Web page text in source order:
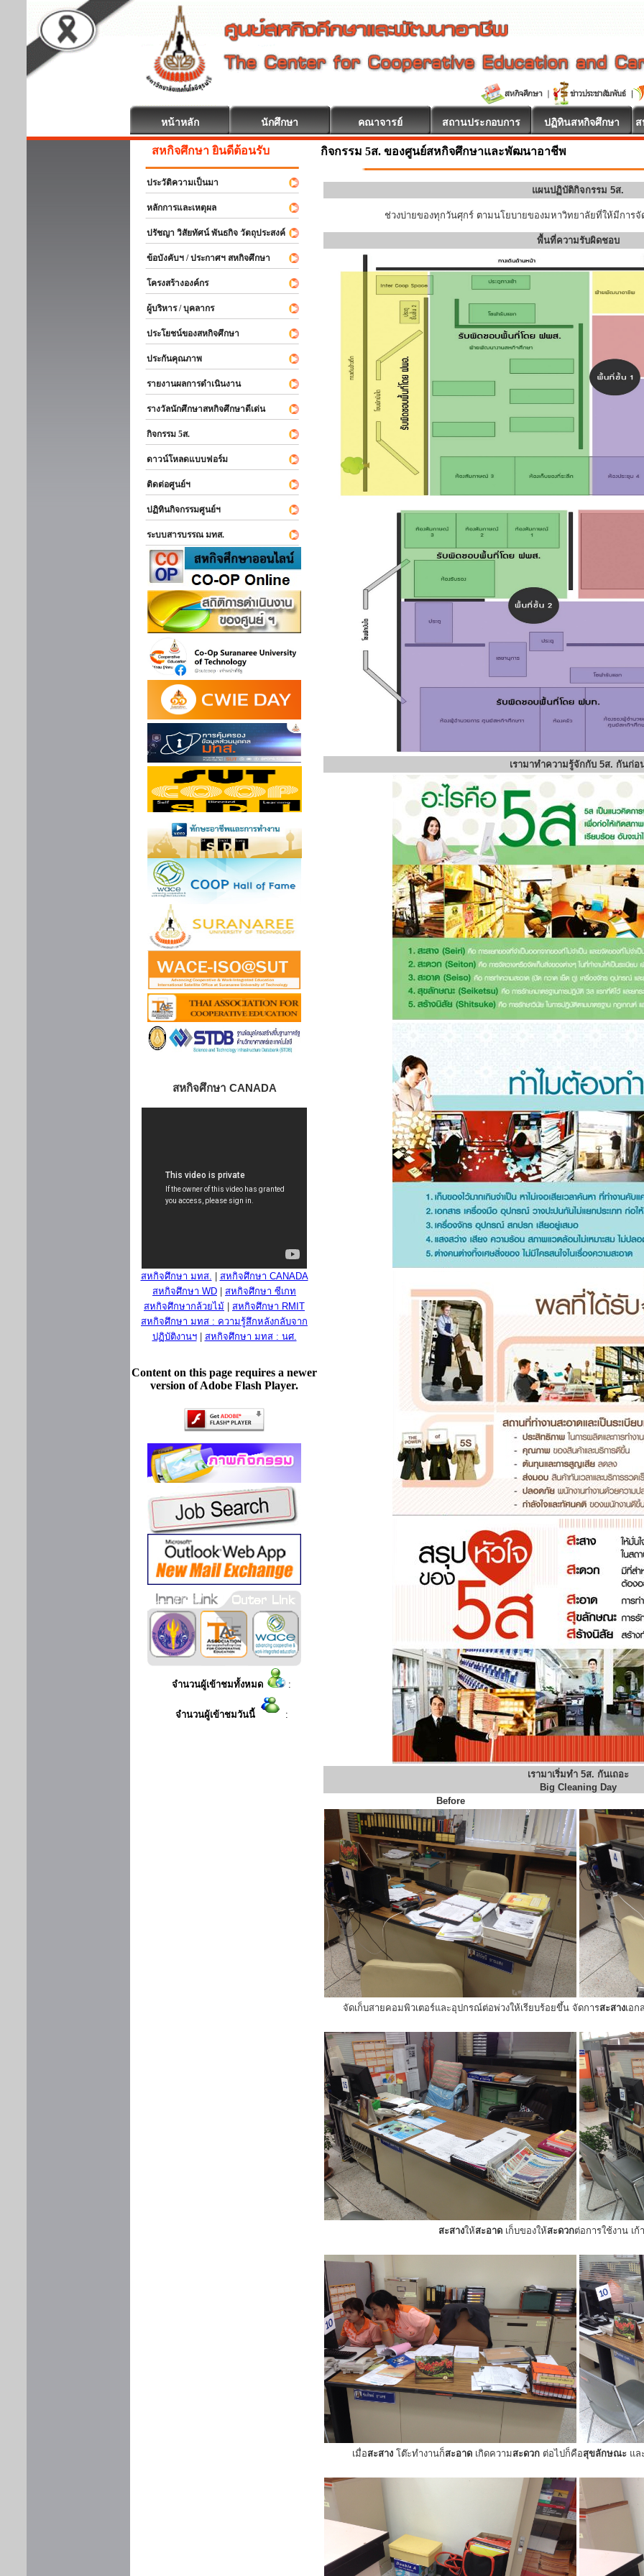
หน้าหลัก นักศึกษา คณาจารย์ สถานประกอบการ ปฏิทินสหกิจศึกษา
สหกิจศึกษา ยินดีต้อนรับ
ประวัติความเป็นมา
หลักการและเหตุผล
ปรัชญา วิสัยทัศน์ พันธกิจ วัตถุประสงค์
ข้อบังคับฯ / ประกาศฯ สหกิจศึกษา
โครงสร้างองค์กร
ผู้บริหาร / บุคลากร
ประโยชน์ของสหกิจศึกษา
ประกันคุณภาพ
รายงานผลการดำเนินงาน
รางวัลนักศึกษาสหกิจศึกษาดีเด่น
กิจกรรม 5ส.
ดาวน์โหลดแบบฟอร์ม
ติดต่อศูนย์ฯ
ปฏิทินกิจกรรมศูนย์ฯ
ระบบสารบรรณ มทส.
สหกิจศึกษา CANADA
สหกิจศึกษา มทส.
สหกิจศึกษา CANADA
สหกิจศึกษา WD
สหกิจศึกษา ซีเกท
สหกิจศึกษากล้วยไม้
สหกิจศึกษา RMIT
สหกิจศึกษา มทส : ความรู้สึกหลังกลับจาก
ปฏิบัติงานฯ| สหกิจศึกษา มทส : นศ.
Content on this page requires a newer
version of Adobe Flash Player.
จำนวนผู้เข้าชมทั้งหมด :
จำนวนผู้เข้าชมวันนี้ :
กิจกรรม 5ส. ของศูนย์สหกิจศึกษาและพัฒนาอาชีพ
แผนปฏิบัติกิจกรรม 5ส.
ช่วงบ่ายของทุกวันศุกร์ ตามนโยบายของมหาวิทยาลัยที่ให้มีการจั
พื้นที่ความรับผิดชอบ
เรามาทำความรู้จักกับ 5ส. กันก่อ
เรามาเริ่มทำ 5ส. กันเถอะ
Big Cleaning Day
Before
จัดเก็บสายคอมพิวเตอร์และอุปกรณ์ต่อพ่วงให้เรียบร้อยขึ้น จัดการสะสางเอก
สะสางให้สะอาดเก็บของให้สะดวกต่อการใช้งาน เก้
เมื่อสะสางโต๊ะทำงานก็สะอาดเกิดความสะดวกต่อไปก็คือสุขลักษณะ แล